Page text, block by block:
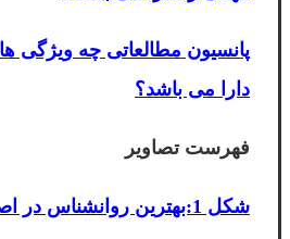
پانسیون مطالعاتی چه ویژگی
دارا می باشد؟
فهرست تصاویر
شکل 1:بهترین روانشناس در اصفهان